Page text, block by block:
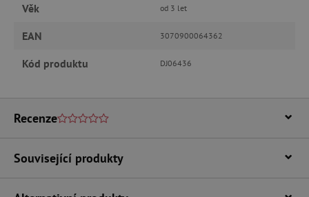
Věk od 3 let
EAN 3070900064362
Kód produktu DJ06436
Recenze
Související produkty
Nezbytně nutné soubory cookie umožňují
přihlášení uživatele a správa účtu. Webové